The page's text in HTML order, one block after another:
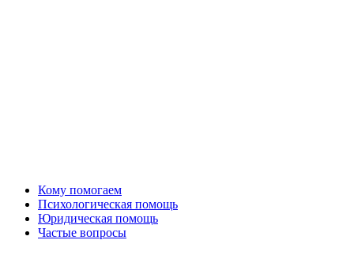
Кому помогаем
Психологическая помощь
Юридическая помощь
Частые вопросы